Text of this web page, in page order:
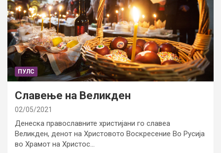
ПУЛС
Славење на Великден
02/05/2021
Денеска православните христијани го славеа
Великден, денот на Христовото Воскресение Во Русија
во Храмот на Христос…